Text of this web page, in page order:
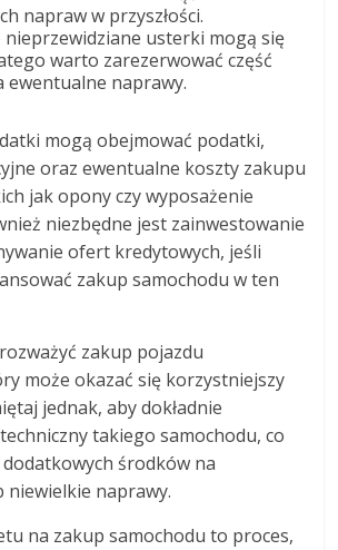
napraw w przyszłości.
nieprzewidziane usterki mogą się
warto zarezerwować część
ewentualne naprawy.
mogą obejmować podatki,
oraz ewentualne koszty zakupu
jak opony czy wyposażenie
niezbędne jest zainwestowanie
ofert kredytowych, jeśli
zakup samochodu w ten
zakup pojazdu
może okazać się korzystniejszy
jednak, aby dokładnie
takiego samochodu, co
środków na
niewielkie naprawy.
na zakup samochodu to proces,